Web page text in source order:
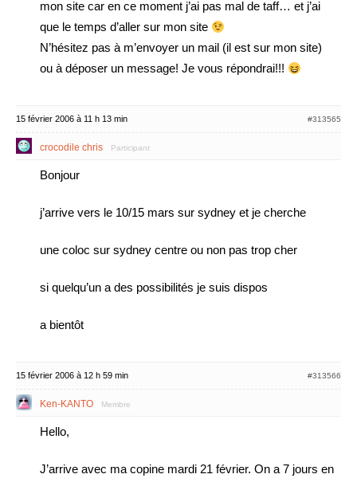
mon site car en ce moment j’ai pas mal de taff… et j’ai
que le temps d’aller sur mon site
N’hésitez pas à m’envoyer un mail (il est sur mon site)
ou à déposer un message! Je vous répondrai!!!
15 février 2006 à 11 h 13 min #313565
crocodile chris Participant
Bonjour
j’arrive vers le 10/15 mars sur sydney et je cherche
une coloc sur sydney centre ou non pas trop cher
si quelqu’un a des possibilités je suis dispos
a bientôt
15 février 2006 à 12 h 59 min #313566
Ken-KANTO Membre
Hello,
J’arrive avec ma copine mardi 21 février. On a 7 jours en